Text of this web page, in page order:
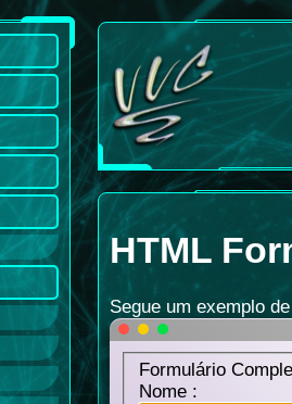
HTML
Segue um exemplo
Formulário
Nome :